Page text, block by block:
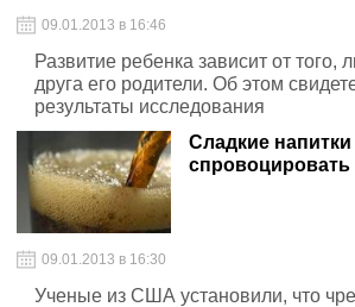
09.01.2013 в 16:46
Развитие ребенка зависит от того,
друга его родители. Об этом
результаты исследования
Сладкие напитки
09.01.2013 в 16:30
Ученые из США установили, что